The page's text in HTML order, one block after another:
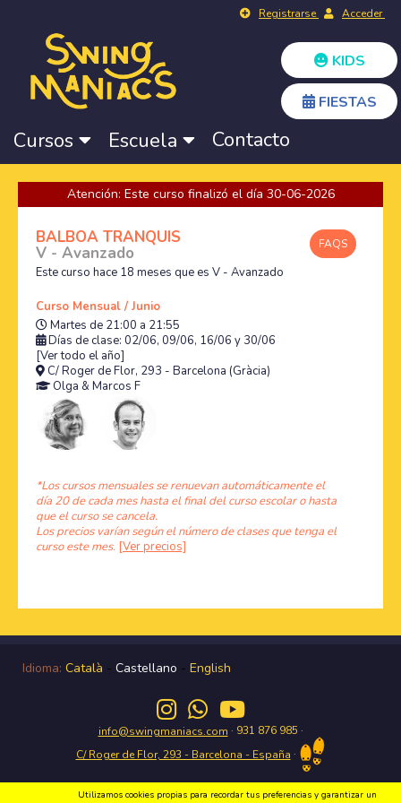
Registrarse Acceder
KIDS
FIESTAS
Cursos Escuela Contacto
Atención: Este curso finalizó el día 30-06-2026
FAQS
BALBOA TRANQUIS
V - Avanzado
Este curso hace 18 meses que es V - Avanzado
Curso Mensual / Junio
Martes de 21:00 a 21:55
Días de clase: 02/06, 09/06, 16/06 y 30/06
[Ver todo el año]
C/ Roger de Flor, 293 - Barcelona (Gràcia)
Olga & Marcos F
*Los cursos mensuales se renuevan automáticamente el
día 20 de cada mes hasta el final del curso escolar o hasta
que el curso se cancela.
Los precios varían según el número de clases que tenga el
curso este mes. [Ver precios]
Idioma: Català - Castellano - English
info@swingmaniacs.com · 931 876 985 ·
C/ Roger de Flor, 293 - Barcelona - España ·
Utilizamos cookies propias para recordar tus preferencias y garantizar un